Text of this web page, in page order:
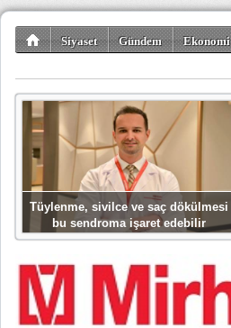
Siyaset Gündem Ekonomi
Tüylenme, sivilce ve saç dökülmesi
bu sendroma işaret edebilir